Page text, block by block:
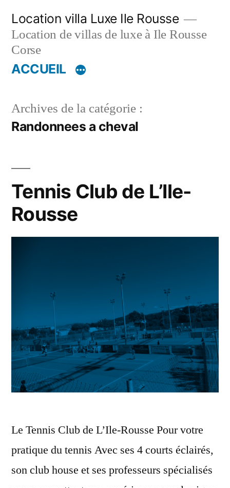
contenu
Location villa Luxe Ile Rousse
Location de villas de luxe à Ile Rousse
Corse
ACCUEIL
Archives de la catégorie :
Randonnees a cheval
Tennis Club de L’Ile-
Rousse
Le Tennis Club de L’Ile-Rousse Pour votre
pratique du tennis Avec ses 4 courts éclairés,
son club house et ses professeurs spécialisés